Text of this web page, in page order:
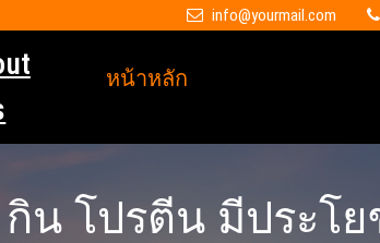
info@yourmail.com
หน้าหลัก
กิน โปรตีน มีประโย